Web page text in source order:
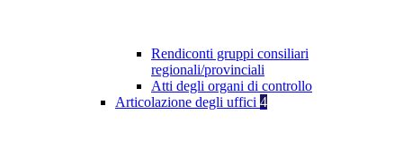
Rendiconti gruppi consiliari
regionali/provinciali
Atti degli organi di controllo
Articolazione degli uffici 4